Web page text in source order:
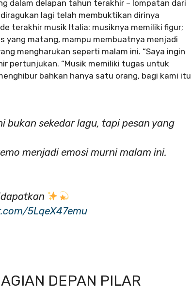
dalam delapan tahun terakhir – lompatan dari
lagi telah membuktikan dirinya
terakhir musik Italia: musiknya memiliki figur;
matang, mampu membuatnya menjadi
mengharukan seperti malam ini. “Saya ingin
pertunjukan. “Musik memiliki tugas untuk
bahkan hanya satu orang, bagi kami itu
bukan sekedar lagu, tapi pesan yang
menjadi emosi murni malam ini.
5LqeX47emu
DEPAN PILAR